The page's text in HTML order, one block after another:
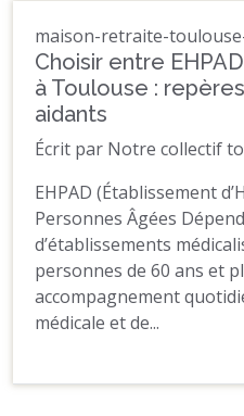
maison-retraite-
Choisir entre
à Toulouse :
aidants
Écrit par Notre collectif
EHPAD (Établissement
Personnes Âgées
d’établissements
personnes de 60 ans et
accompagnement
médicale et de...